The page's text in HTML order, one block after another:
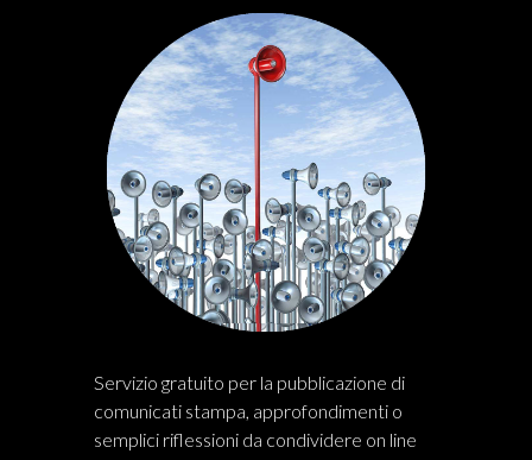
Servizio gratuito per la pubblicazione di
comunicati stampa, approfondimenti o
semplici riflessioni da condividere on line